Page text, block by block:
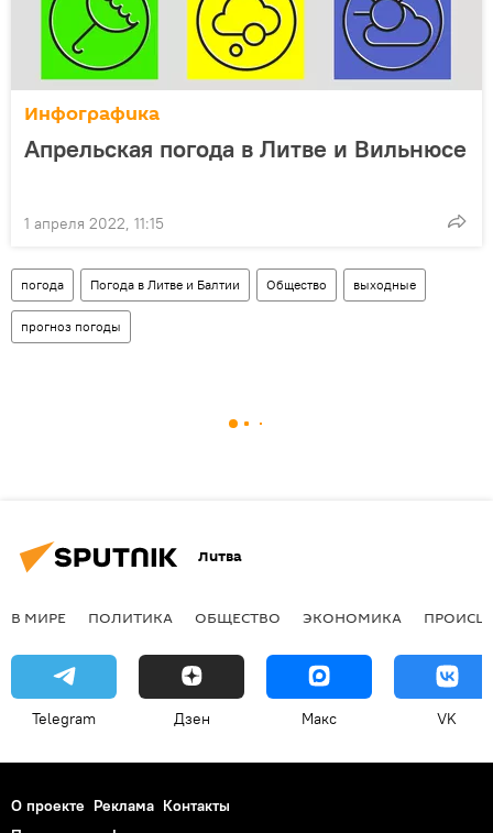
Инфографика
Апрельская погода в Литве и Вильнюсе
1 апреля 2022, 11:15
погода Погода в Литве и Балтии Общество выходные
прогноз погоды
Литва
В МИРЕ ПОЛИТИКА ОБЩЕСТВО ЭКОНОМИКА
Telegram Дзен Макс VK
О проекте Реклама Контакты